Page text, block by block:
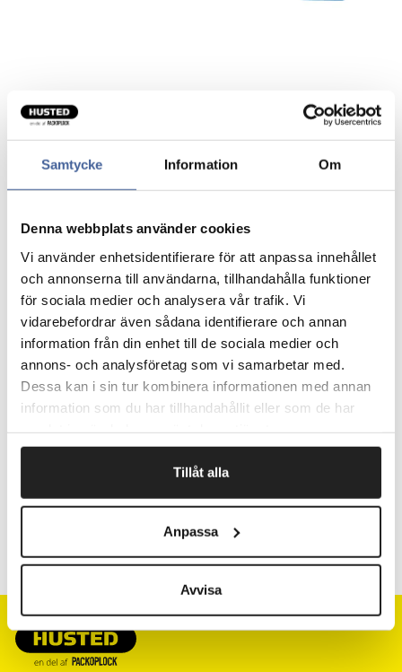
Samtycke Information Om
Denna webbplats använder cookies
Vi använder enhetsidentifierare för att anpassa innehållet
och annonserna till användarna, tillhandahålla funktioner
för sociala medier och analysera vår trafik. Vi
vidarebefordrar även sådana identifierare och annan
information från din enhet till de sociala medier och
annons- och analysföretag som vi samarbetar med.
Dessa kan i sin tur kombinera informationen med annan
information som du har tillhandahållit eller som de har
Tillåt alla
Anpassa
Avvisa
Blyantspidser
Håndmodel til almindelige blyanter.
Transparent beholder og assorterede farver på
låget/spidseren.
Spidserhullet er Ø 8mm.
Mål (L x B x H): 29 x 15 x 60 mm.
Fragtfrit når du handler for 1.900,-
Afsendelse samme dag ved bestilling
inden kl 10
Artikelnr. Beskrivelse